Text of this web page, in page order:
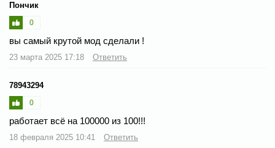
Пончик
0
вы самый крутой мод сделали !
23 марта 2025 17:18 Ответить
78943294
0
работает всё на 100000 из 100!!!
18 февраля 2025 10:41 Ответить